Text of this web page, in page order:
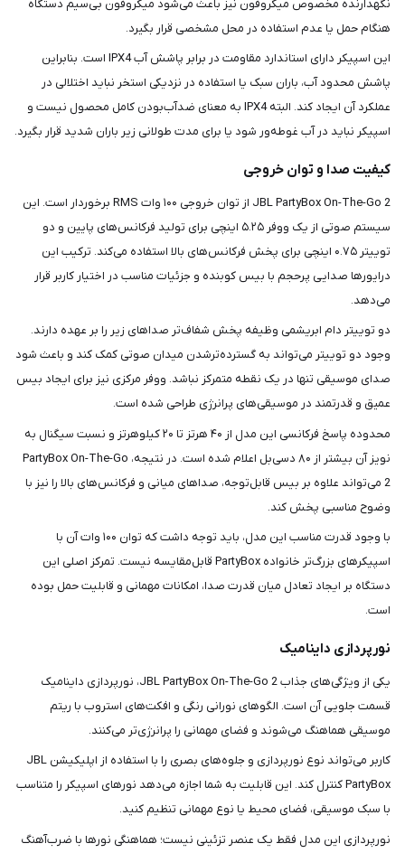
نگهدارنده مخصوص میکروفون نیز باعث می‌شود میکروفون بی‌سیم دستگاه
هنگام حمل یا عدم استفاده در محل مشخصی قرار بگیرد.
این اسپیکر دارای استاندارد مقاومت در برابر پاشش آب IPX4 است. بنابراین
پاشش محدود آب، باران سبک یا استفاده در نزدیکی استخر نباید اختلالی در
عملکرد آن ایجاد کند. البته IPX4 به معنای ضدآب‌بودن کامل محصول نیست و
اسپیکر نباید در آب غوطه‌ور شود یا برای مدت طولانی زیر باران شدید قرار بگیرد.
کیفیت صدا و توان خروجی
JBL PartyBox On-The-Go 2 از توان خروجی ۱۰۰ وات RMS برخوردار است. این
سیستم صوتی از یک ووفر ۵.۲۵ اینچی برای تولید فرکانس‌های پایین و دو
توییتر ۰.۷۵ اینچی برای پخش فرکانس‌های بالا استفاده می‌کند. ترکیب این
درایورها صدایی پرحجم با بیس کوبنده و جزئیات مناسب در اختیار کاربر قرار
می‌دهد.
دو توییتر دام ابریشمی وظیفه پخش شفاف‌تر صداهای زیر را بر عهده دارند.
وجود دو توییتر می‌تواند به گسترده‌ترشدن میدان صوتی کمک کند و باعث شود
صدای موسیقی تنها در یک نقطه متمرکز نباشد. ووفر مرکزی نیز برای ایجاد بیس
عمیق و قدرتمند در موسیقی‌های پرانرژی طراحی شده است.
محدوده پاسخ فرکانسی این مدل از ۴۰ هرتز تا ۲۰ کیلوهرتز و نسبت سیگنال به
نویز آن بیشتر از ۸۰ دسی‌بل اعلام شده است. در نتیجه، PartyBox On-The-Go
2 می‌تواند علاوه بر بیس قابل‌توجه، صداهای میانی و فرکانس‌های بالا را نیز با
وضوح مناسبی پخش کند.
با وجود قدرت مناسب این مدل، باید توجه داشت که توان ۱۰۰ وات آن با
اسپیکرهای بزرگ‌تر خانواده PartyBox قابل‌مقایسه نیست. تمرکز اصلی این
دستگاه بر ایجاد تعادل میان قدرت صدا، امکانات مهمانی و قابلیت حمل بوده
است.
نورپردازی داینامیک
یکی از ویژگی‌های جذاب JBL PartyBox On-The-Go 2، نورپردازی داینامیک
قسمت جلویی آن است. الگوهای نورانی رنگی و افکت‌های استروب با ریتم
موسیقی هماهنگ می‌شوند و فضای مهمانی را پرانرژی‌تر می‌کنند.
کاربر می‌تواند نوع نورپردازی و جلوه‌های بصری را با استفاده از اپلیکیشن JBL
PartyBox کنترل کند. این قابلیت به شما اجازه می‌دهد نورهای اسپیکر را متناسب
با سبک موسیقی، فضای محیط یا نوع مهمانی تنظیم کنید.
نورپردازی این مدل فقط یک عنصر تزئینی نیست؛ هماهنگی نورها با ضرب‌آهنگ